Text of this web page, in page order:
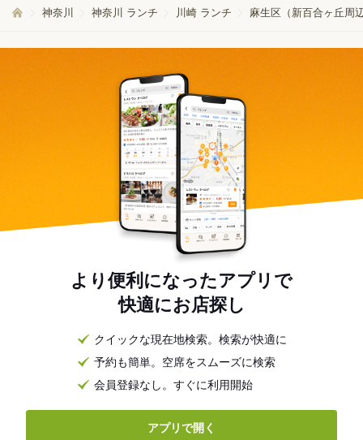
神奈川 神奈川 ランチ 川崎 ランチ 麻生区（新百合ヶ丘周
より便利になったアプリで
快適にお店探し
クイックな現在地検索。検索が快適に
予約も簡単。空席をスムーズに検索
会員登録なし。すぐに利用開始
アプリで開く